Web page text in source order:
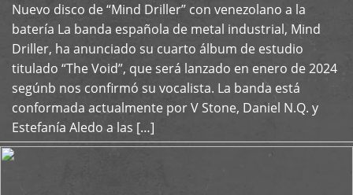
Nuevo disco de “Mind Driller” con venezolano a la
batería La banda española de metal industrial, Mind
Driller, ha anunciado su cuarto álbum de estudio
titulado “The Void”, que será lanzado en enero de 2024
segúnb nos confirmó su vocalista. La banda está
conformada actualmente por V Stone, Daniel N.Q. y
Estefanía Aledo a las […]
+